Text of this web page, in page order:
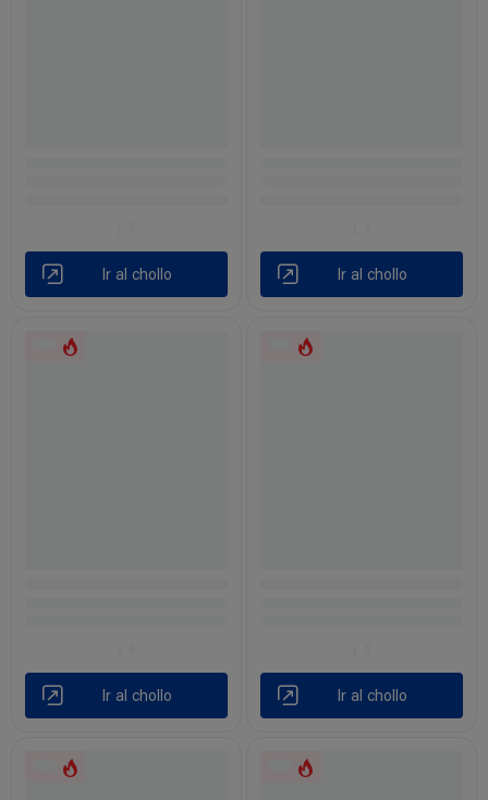
Ir al chollo Ir al chollo
Ir al chollo Ir al chollo